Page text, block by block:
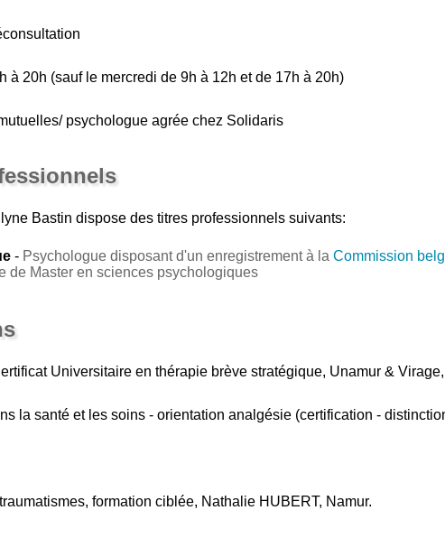
à 20h (sauf le mercredi de 9h à 12h et de 17h à 20h)
psychologue agrée chez Solidaris
Bastin dispose des titres professionnels suivants:
- Psychologue disposant d'un enregistrement à la Commission
de Master en sciences psychologiques
Universitaire en thérapie brève stratégique, Unamur &
la santé et les soins - orientation analgésie (certification -
formation ciblée, Nathalie HUBERT, Namur.